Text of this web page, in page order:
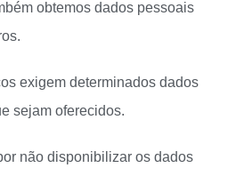
obtemos dados pessoais
exigem determinados dados
sejam oferecidos.
não disponibilizar os dados